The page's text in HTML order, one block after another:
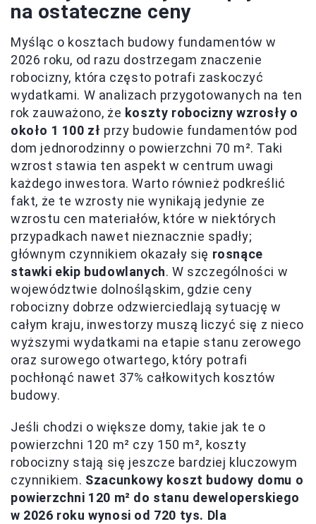
na ostateczne ceny
Myśląc o kosztach budowy fundamentów w
2026 roku, od razu dostrzegam znaczenie
robocizny, która często potrafi zaskoczyć
wydatkami. W analizach przygotowanych na ten
rok zauważono, że koszty robocizny wzrosły o
około 1 100 zł przy budowie fundamentów pod
dom jednorodzinny o powierzchni 70 m². Taki
wzrost stawia ten aspekt w centrum uwagi
każdego inwestora. Warto również podkreślić
fakt, że te wzrosty nie wynikają jedynie ze
wzrostu cen materiałów, które w niektórych
przypadkach nawet nieznacznie spadły;
głównym czynnikiem okazały się rosnące
stawki ekip budowlanych. W szczególności w
województwie dolnośląskim, gdzie ceny
robocizny dobrze odzwierciedlają sytuację w
całym kraju, inwestorzy muszą liczyć się z nieco
wyższymi wydatkami na etapie stanu zerowego
oraz surowego otwartego, który potrafi
pochłonąć nawet 37% całkowitych kosztów
budowy.
Jeśli chodzi o większe domy, takie jak te o
powierzchni 120 m² czy 150 m², koszty
robocizny stają się jeszcze bardziej kluczowym
czynnikiem. Szacunkowy koszt budowy domu o
powierzchni 120 m² do stanu deweloperskiego
w 2026 roku wynosi od 720 tys. Dla